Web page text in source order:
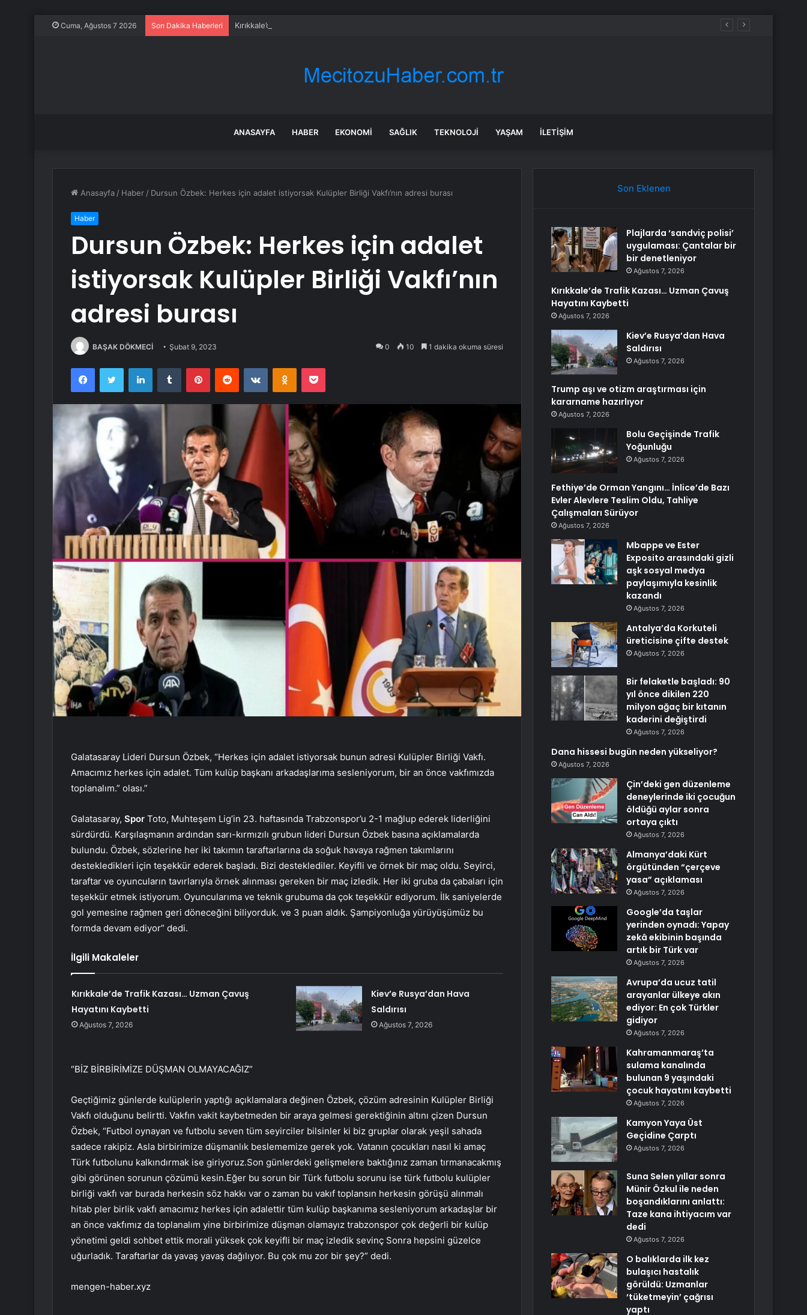
Cuma, Ağustos 7 2026 Son Dakika Haberleri Kırıkkale’de Trafik Kazası… Uzman Çavuş Hayatını Kaybetti
ANASAYFA HABER EKONOMI SAĞLIK TEKNOLOJI YAŞAM İLETIŞIM
Anasayfa / Haber / Dursun Özbek: Herkes için adalet istiyorsak Kulüpler Birliği Vakfı’nın adresi burası
Haber
Dursun Özbek: Herkes için adalet
istiyorsak Kulüpler Birliği Vakfı’nın
adresi burası
BAŞAK DÖKMECİ Şubat 9, 2023 0 10 1 dakika okuma süresi
FacebookTwitter LinkedInTumblr PinterestReddit VKontakteOdnoklassniki
Pocket
Galatasaray Lideri Dursun Özbek, “Herkes için adalet istiyorsak bunun adresi Kulüpler Birliği Vakfı.
Amacımız herkes için adalet. Tüm kulüp başkanı arkadaşlarıma sesleniyorum, bir an önce vakfımızda
toplanalım.” olası.”
Galatasaray, Spor Toto, Muhteşem Lig’in 23. haftasında Trabzonspor’u 2-1 mağlup ederek liderliğini
sürdürdü. Karşılaşmanın ardından sarı-kırmızılı grubun lideri Dursun Özbek basına açıklamalarda
bulundu. Özbek, sözlerine her iki takımın taraftarlarına da soğuk havaya rağmen takımlarını
destekledikleri için teşekkür ederek başladı. Bizi desteklediler. Keyifli ve örnek bir maç oldu. Seyirci,
taraftar ve oyuncuların tavırlarıyla örnek alınması gereken bir maç izledik. Her iki gruba da çabaları için
teşekkür etmek istiyorum. Oyuncularıma ve teknik grubuma da çok teşekkür ediyorum. İlk saniyelerde
gol yemesine rağmen geri döneceğini biliyorduk. ve 3 puan aldık. Şampiyonluğa yürüyüşümüz bu
formda devam ediyor” dedi.
İlgili Makaleler
Kırıkkale’de Trafik Kazası… Uzman Çavuş
Hayatını Kaybetti
Ağustos 7, 2026
Kiev’e Rusya’dan Hava
Saldırısı
Ağustos 7, 2026
“BİZ BİRBİRİMİZE DÜŞMAN OLMAYACAĞIZ”
Geçtiğimiz günlerde kulüplerin yaptığı açıklamalara değinen Özbek, çözüm adresinin Kulüpler Birliği
Vakfı olduğunu belirtti. Vakfın vakit kaybetmeden bir araya gelmesi gerektiğinin altını çizen Dursun
Özbek, “Futbol oynayan ve futbolu seven tüm seyirciler bilsinler ki biz gruplar olarak yeşil sahada
sadece rakipiz. Asla birbirimize düşmanlık beslememize gerek yok. Vatanın çocukları nasıl ki amaç
Türk futbolunu kalkındırmak ise giriyoruz.Son günlerdeki gelişmelere baktığınız zaman tırmanacakmış
gibi görünen sorunun çözümü kesin.Eğer bu sorun bir Türk futbolu sorunu ise türk futbolu kulüpler
birliği vakfı var burada herkesin söz hakkı var o zaman bu vakıf toplansın herkesin görüşü alınmalı
hitab pler birlik vakfı amacımız herkes için adalettir tüm kulüp başkanıma sesleniyorum arkadaşlar bir
an önce vakfımız da toplanalım yine birbirimize düşman olamayız trabzonspor çok değerli bir kulüp
yönetimi geldi sohbet ettik morali yüksek çok keyifli bir maç izledik sevinç Sonra hepsini güzelce
uğurladık. Taraftarlar da yavaş yavaş dağılıyor. Bu çok mu zor bir şey?” dedi.
mengen-haber.xyz
Son Eklenen
Plajlarda ‘sandviç polisi’
uygulaması: Çantalar bir
bir denetleniyor
Ağustos 7, 2026
Kırıkkale’de Trafik Kazası… Uzman Çavuş
Hayatını Kaybetti
Ağustos 7, 2026
Kiev’e Rusya’dan Hava
Saldırısı
Ağustos 7, 2026
Trump aşı ve otizm araştırması için
kararname hazırlıyor
Ağustos 7, 2026
Bolu Geçişinde Trafik
Yoğunluğu
Ağustos 7, 2026
Fethiye’de Orman Yangını… İnlice’de Bazı
Evler Alevlere Teslim Oldu, Tahliye
Çalışmaları Sürüyor
Ağustos 7, 2026
Mbappe ve Ester
Exposito arasındaki gizli
aşk sosyal medya
paylaşımıyla kesinlik
kazandı
Ağustos 7, 2026
Antalya’da Korkuteli
üreticisine çifte destek
Ağustos 7, 2026
Bir felaketle başladı: 90
yıl önce dikilen 220
milyon ağaç bir kıtanın
kaderini değiştirdi
Ağustos 7, 2026
Dana hissesi bugün neden yükseliyor?
Ağustos 7, 2026
Çin’deki gen düzenleme
deneylerinde iki çocuğun
öldüğü aylar sonra
ortaya çıktı
Ağustos 7, 2026
Almanya’daki Kürt
örgütünden “çerçeve
yasa” açıklaması
Ağustos 7, 2026
Google’da taşlar
yerinden oynadı: Yapay
zekâ ekibinin başında
artık bir Türk var
Ağustos 7, 2026
Avrupa’da ucuz tatil
arayanlar ülkeye akın
ediyor: En çok Türkler
gidiyor
Ağustos 7, 2026
Kahramanmaraş’ta
sulama kanalında
bulunan 9 yaşındaki
çocuk hayatını kaybetti
Ağustos 7, 2026
Kamyon Yaya Üst
Geçidine Çarptı
Ağustos 7, 2026
Suna Selen yıllar sonra
Münir Özkul ile neden
boşandıklarını anlattı:
Taze kana ihtiyacım var
dedi
Ağustos 7, 2026
O balıklarda ilk kez
bulaşıcı hastalık
görüldü: Uzmanlar
‘tüketmeyin’ çağrısı
yaptı